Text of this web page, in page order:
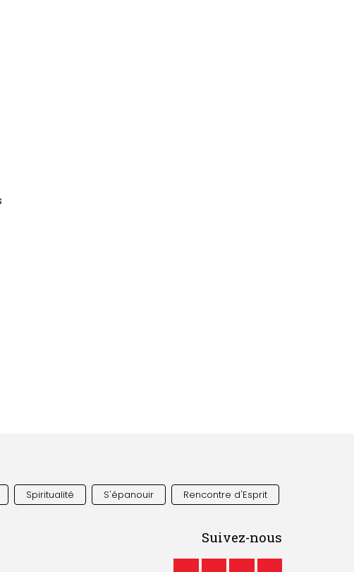
Spiritualité S'épanouir Rencontre d'Esprit
Suivez-nous